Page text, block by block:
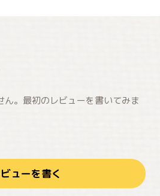
ん。最初のレビューを書いてみま
ューを書く